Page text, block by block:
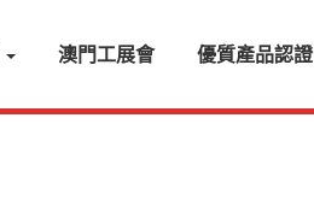
澳門工展會 優質產品認證